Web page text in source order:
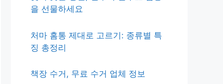
을 선물하세요
처마 홈통 제대로 고르기: 종류별 특
징 총정리
책장 수거, 무료 수거 업체 정보